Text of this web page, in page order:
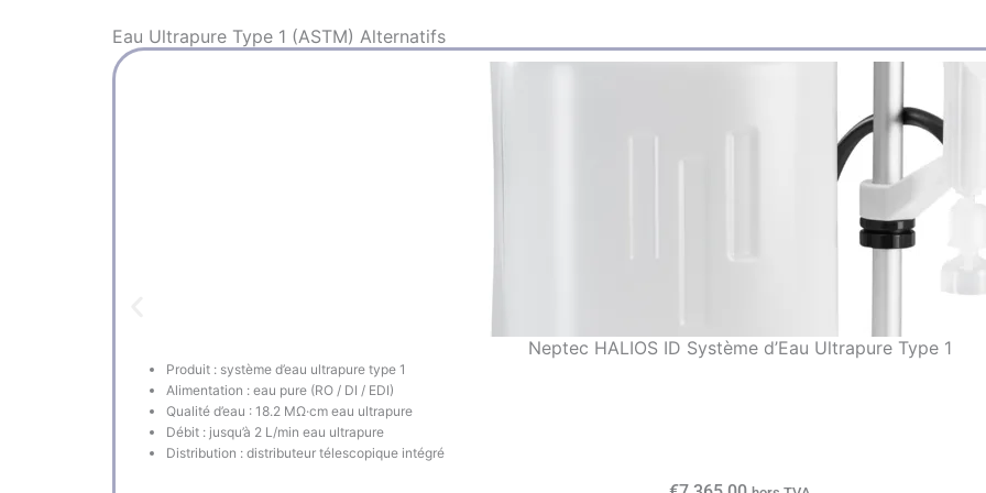
Eau Ultrapure Type 1 (ASTM) Alternatifs
Neptec HALIOS ID Système d’Eau Ultrapure Type 1
Produit : système d’eau ultrapure type 1
Alimentation : eau pure (RO / DI / EDI)
Qualité d’eau : 18.2 MΩ·cm eau ultrapure
Débit : jusqu’à 2 L/min eau ultrapure
Distribution : distributeur télescopique intégré